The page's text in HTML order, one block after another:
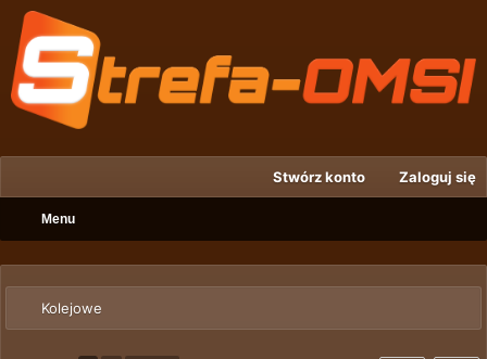
Stwórz konto Zaloguj się
Menu
Kolejowe